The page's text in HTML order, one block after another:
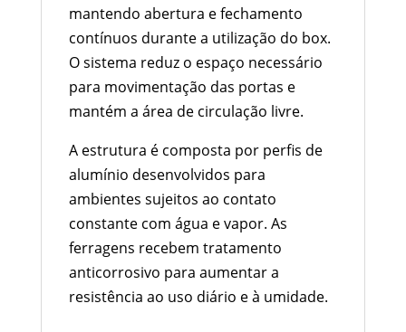
mantendo abertura e fechamento
contínuos durante a utilização do box.
O sistema reduz o espaço necessário
para movimentação das portas e
mantém a área de circulação livre.
A estrutura é composta por perfis de
alumínio desenvolvidos para
ambientes sujeitos ao contato
constante com água e vapor. As
ferragens recebem tratamento
anticorrosivo para aumentar a
resistência ao uso diário e à umidade.